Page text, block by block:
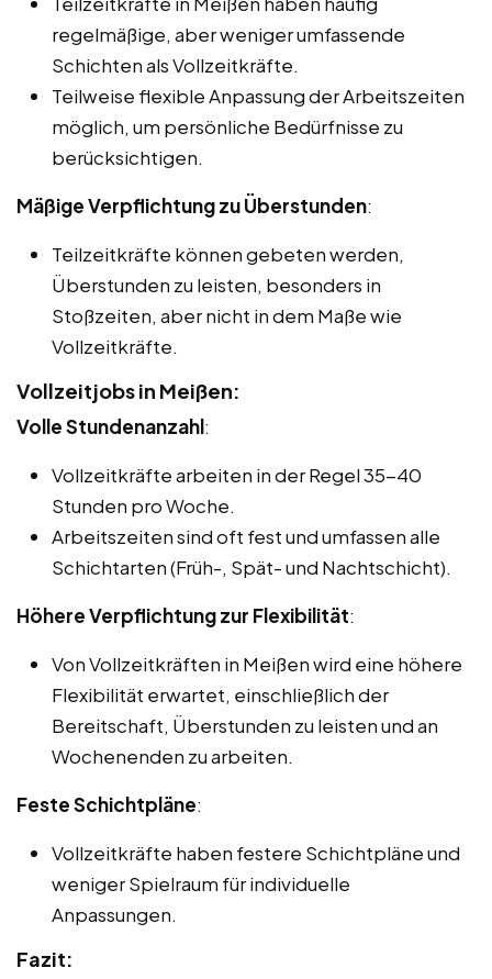
regelmäßige, aber weniger umfassende
Schichten als Vollzeitkräfte.
Teilweise flexible Anpassung der Arbeitszeiten
möglich, um persönliche Bedürfnisse zu
berücksichtigen.
Mäßige Verpflichtung zu Überstunden:
Teilzeitkräfte können gebeten werden,
Überstunden zu leisten, besonders in
Stoßzeiten, aber nicht in dem Maße wie
Vollzeitkräfte.
Vollzeitjobs in Meißen:
Volle Stundenanzahl:
Vollzeitkräfte arbeiten in der Regel 35-40
Stunden pro Woche.
Arbeitszeiten sind oft fest und umfassen alle
Schichtarten (Früh-, Spät- und Nachtschicht).
Höhere Verpflichtung zur Flexibilität:
Von Vollzeitkräften in Meißen wird eine höhere
Flexibilität erwartet, einschließlich der
Bereitschaft, Überstunden zu leisten und an
Wochenenden zu arbeiten.
Feste Schichtpläne:
Vollzeitkräfte haben festere Schichtpläne und
weniger Spielraum für individuelle
Anpassungen.
Fazit: